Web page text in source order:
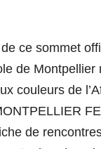
ce sommet
de Montpellier
couleurs de
de